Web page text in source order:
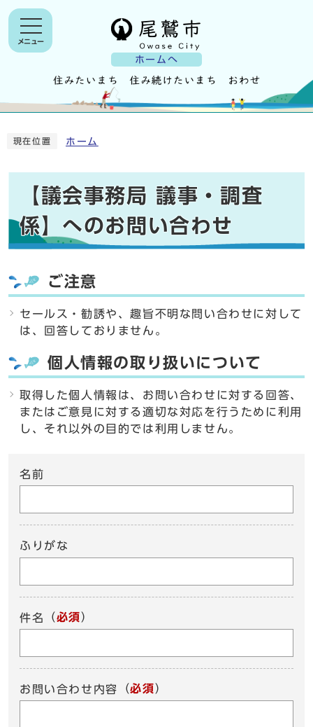
ホームへ
メニュー
現在位置 ホーム
【議会事務局 議事・調査
係】へのお問い合わせ
ご注意
セールス・勧誘や、趣旨不明な問い合わせに対して
は、回答しておりません。
個人情報の取り扱いについて
取得した個人情報は、お問い合わせに対する回答、
またはご意見に対する適切な対応を行うために利用
し、それ以外の目的では利用しません。
名前
ふりがな
件名 （必須）
お問い合わせ内容 （必須）